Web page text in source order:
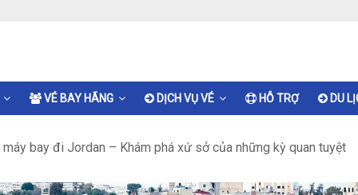
VÉ BAY HÃNG DỊCH VỤ VÉ HỖ TRỢ DU
máy bay đi Jordan – Khám phá xứ sở của những kỳ quan tuyệt